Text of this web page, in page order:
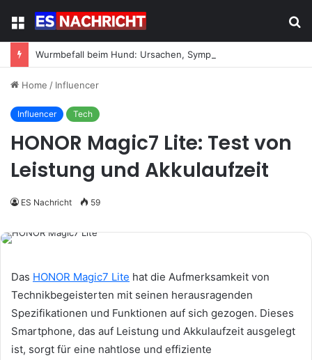
Menu
Home / Influencer
Influencer Tech
HONOR Magic7 Lite: Test von
Leistung und Akkulaufzeit
ES Nachricht 59
Das HONOR Magic7 Lite hat die Aufmerksamkeit von
Technikbegeisterten mit seinen herausragenden
Spezifikationen und Funktionen auf sich gezogen. Dieses
Smartphone, das auf Leistung und Akkulaufzeit ausgelegt
ist, sorgt für eine nahtlose und effiziente